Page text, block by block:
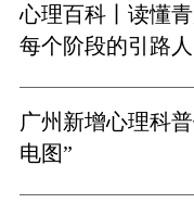
心理百科丨读懂
每个阶段的引路人
广州新增心理科
电图”